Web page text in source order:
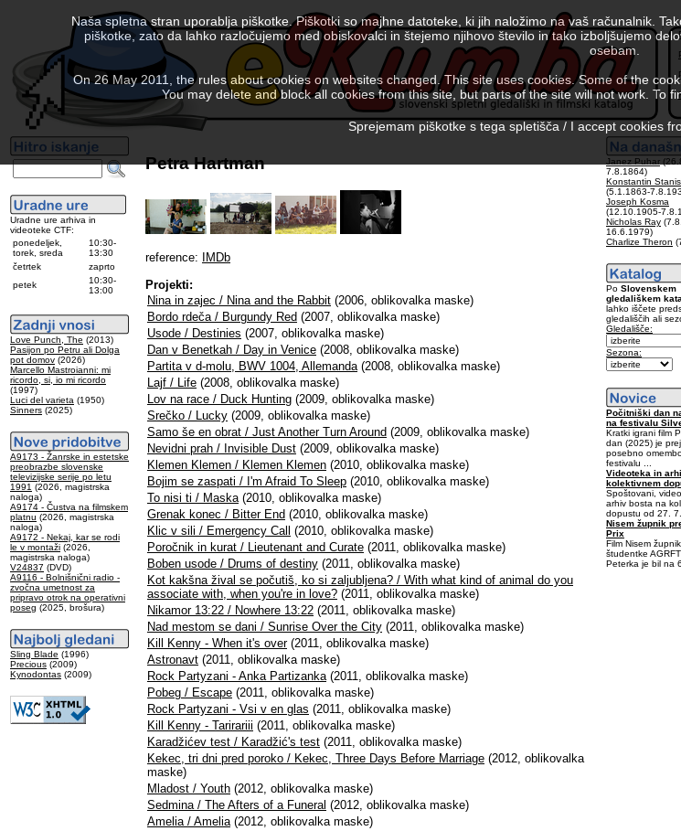
Uradne ure arhiva in
videoteke CTF:
ponedeljek,
torek, sreda
10:30-
13:30
četrtek
zaprto
petek
10:30-
13:00
Love Punch, The (2013)
Pasijon po Petru ali Dolga
pot domov (2026)
Marcello Mastroianni: mi
ricordo, si, io mi ricordo
(1997)
Luci del varieta (1950)
Sinners (2025)
A9173 - Žanrske in estetske
preobrazbe slovenske
televizijske serije po letu
1991 (2026, magistrska
naloga)
A9174 - Čustva na filmskem
platnu (2026, magistrska
naloga)
A9172 - Nekaj, kar se rodi
le v montaži (2026,
magistrska naloga)
V24837 (DVD)
A9116 - Bolnišnični radio -
zvočna umetnost za
pripravo otrok na operativni
poseg (2025, brošura)
Sling Blade (1996)
Precious (2009)
Kynodontas (2009)
Petra Hartman
reference:
IMDb
Projekti:
Nina in zajec / Nina and the Rabbit (2006, oblikovalka maske)
Bordo rdeča / Burgundy Red (2007, oblikovalka maske)
Usode / Destinies (2007, oblikovalka maske)
Dan v Benetkah / Day in Venice (2008, oblikovalka maske)
Partita v d-molu, BWV 1004, Allemanda(2008, oblikovalka maske)
Lajf / Life (2008, oblikovalka maske)
Lov na race / Duck Hunting (2009, oblikovalka maske)
Srečko / Lucky (2009, oblikovalka maske)
Samo še en obrat / Just Another Turn Around (2009, oblikovalka maske)
Nevidni prah / Invisible Dust (2009, oblikovalka maske)
Klemen Klemen / Klemen Klemen (2010, oblikovalka maske)
Bojim se zaspati / I'm Afraid To Sleep (2010, oblikovalka maske)
To nisi ti / Maska(2010, oblikovalka maske)
Grenak konec / Bitter End (2010, oblikovalka maske)
Klic v sili / Emergency Call (2010, oblikovalka maske)
Poročnik in kurat / Lieutenant and Curate (2011, oblikovalka maske)
Boben usode / Drums of destiny (2011, oblikovalka maske)
Kot kakšna žival se počutiš, ko si zaljubljena? / With what kind of animal do you
associate with, when you're in love? (2011, oblikovalka maske)
Nikamor 13:22 / Nowhere 13:22 (2011, oblikovalka maske)
Nad mestom se dani / Sunrise Over the City (2011, oblikovalka maske)
Kill Kenny - When it's over(2011, oblikovalka maske)
Astronavt (2011, oblikovalka maske)
Rock Partyzani - Anka Partizanka(2011, oblikovalka maske)
Pobeg / Escape (2011, oblikovalka maske)
Rock Partyzani - Vsi v en glas (2011, oblikovalka maske)
Kill Kenny - Tarirariii (2011, oblikovalka maske)
Karadžićev test / Karadžić's test (2011, oblikovalka maske)
Kekec, tri dni pred poroko / Kekec, Three Days Before Marriage (2012, oblikovalka
maske)
Mladost / Youth (2012, oblikovalka maske)
Sedmina / The Afters of a Funeral (2012, oblikovalka maske)
Amelia / Amelia(2012, oblikovalka maske)
Janez Puhar
7.8.1864)
Konstantin
(5.1.1863-
Joseph Kosma
(12.10.1905-
Nicholas Ray
16.6.1979)
Charlize Theron
Po Slovenskem
gledališkem
lahko iščete
gledališčih ali
Gledališče:
Sezona:
Počitniški dan
na festivalu
Kratki igrani film
dan (2025) je
posebno
festivalu ...
Videoteka in
kolektivnem
Spoštovani,
arhiv bosta na
dopustu od 27. 7.
Nisem župnik
Prix
Film Nisem
študentke
Peterka je bil na
Naša spletna stran uporablja piškotke. Piškotki so majhne datoteke, ki jih naložimo na vaš računalnik.
piškotke, zato da lahko razločujemo med obiskovalci in štejemo njihovo število in tako izboljšujemo
osebam.
On 26 May 2011, the rules about cookies on websites changed. This site uses cookies. Some of the
You may delete and block all cookies from this site, but parts of the site will not work. To
Sprejemam piškotke s tega spletišča / I accept cookies